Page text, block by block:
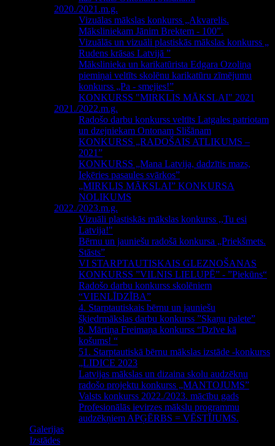
2020./2021.m.g.
Vizuālas mākslas konkurss „Akvarelis.
Māksliniekam Jānim Brektem - 100”.
Vizuālās un vizuāli plastiskās mākslas konkurss „
Rudens krāsas Latvijā ”
Mākslinieka un karikatūrista Edgara Ozoliņa
piemiņai veltīts skolēnu karikatūru zīmējumu
konkurss „Pa - smejies!”
KONKURSS "MIRKLIS MĀKSLAI" 2021
2021./2022.m.g.
Radošo darbu konkurss veltīts Latgales patriotam
un dzejniekam Ontonam Slišānam
KONKURSS „RADOŠAIS ATLIKUMS –
2021”
KONKURSS „Mana Latvija, dadzītis mazs,
Ieķēries pasaules svārkos”
„MIRKLIS MĀKSLAI” KONKURSA
NOLIKUMS
2022./2023.m.g.
Vizuāli plastiskās mākslas konkurss ,,Tu esi
Latvija!"
Bērnu un jauniešu radošā konkursa „Priekšmets.
Stāsts”
VI STARPTAUTISKAIS GLEZNOŠANAS
KONKURSS ”VILNIS LIELUPĒ” - ”Piekūns“
Radošo darbu konkurss skolēniem
“VIENLĪDZĪBA”
4. Starptautiskais bērnu un jauniešu
šķiedrmākslas darbu konkurss ”Skaņu palete”
8. Mārtiņa Freimaņa konkurss “Dzīve kā
košums! “
51. Starptautiskā bērnu mākslas izstāde -konkurss
„LIDICE 2023
Latvijas mākslas un dizaina skolu audzēkņu
radošo projektu konkurss „MANTOJUMS”
Valsts konkurss 2022./2023. mācību gads
Profesionālās ievirzes mākslu programmu
audzēkņiem APĢĒRBS = VĒSTĪJUMS.
Galerijas
Izstādes